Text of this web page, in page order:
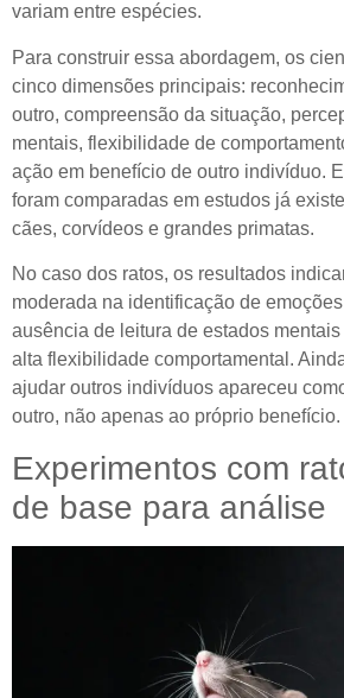
variam entre espécies.
Para construir essa abordagem, os
cinco dimensões principais:
outro, compreensão da situação,
mentais, flexibilidade de
ação em benefício de outro indivíduo.
foram comparadas em estudos já
cães, corvídeos e grandes primatas.
No caso dos ratos, os resultados
moderada na identificação de
ausência de leitura de estados
alta flexibilidade comportamental.
ajudar outros indivíduos apareceu
outro, não apenas ao próprio benefício.
Experimentos com
de base para análise